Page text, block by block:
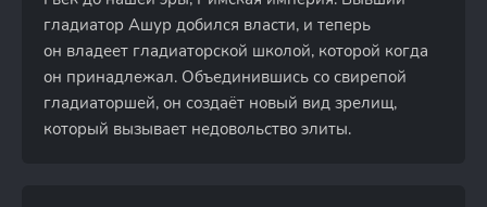
гладиатор Ашур добился власти, и теперь
он владеет гладиаторской школой, которой когда
он принадлежал. Объединившись со свирепой
гладиаторшей, он создаёт новый вид зрелищ,
который вызывает недовольство элиты.